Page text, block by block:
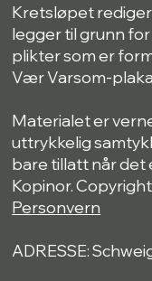
Kretsløpet
legger til grunn
plikter som er
Vær Varsom-
Materialet er
uttrykkelig
bare tillatt når det
Kopinor.
Personvern
ADRESSE: